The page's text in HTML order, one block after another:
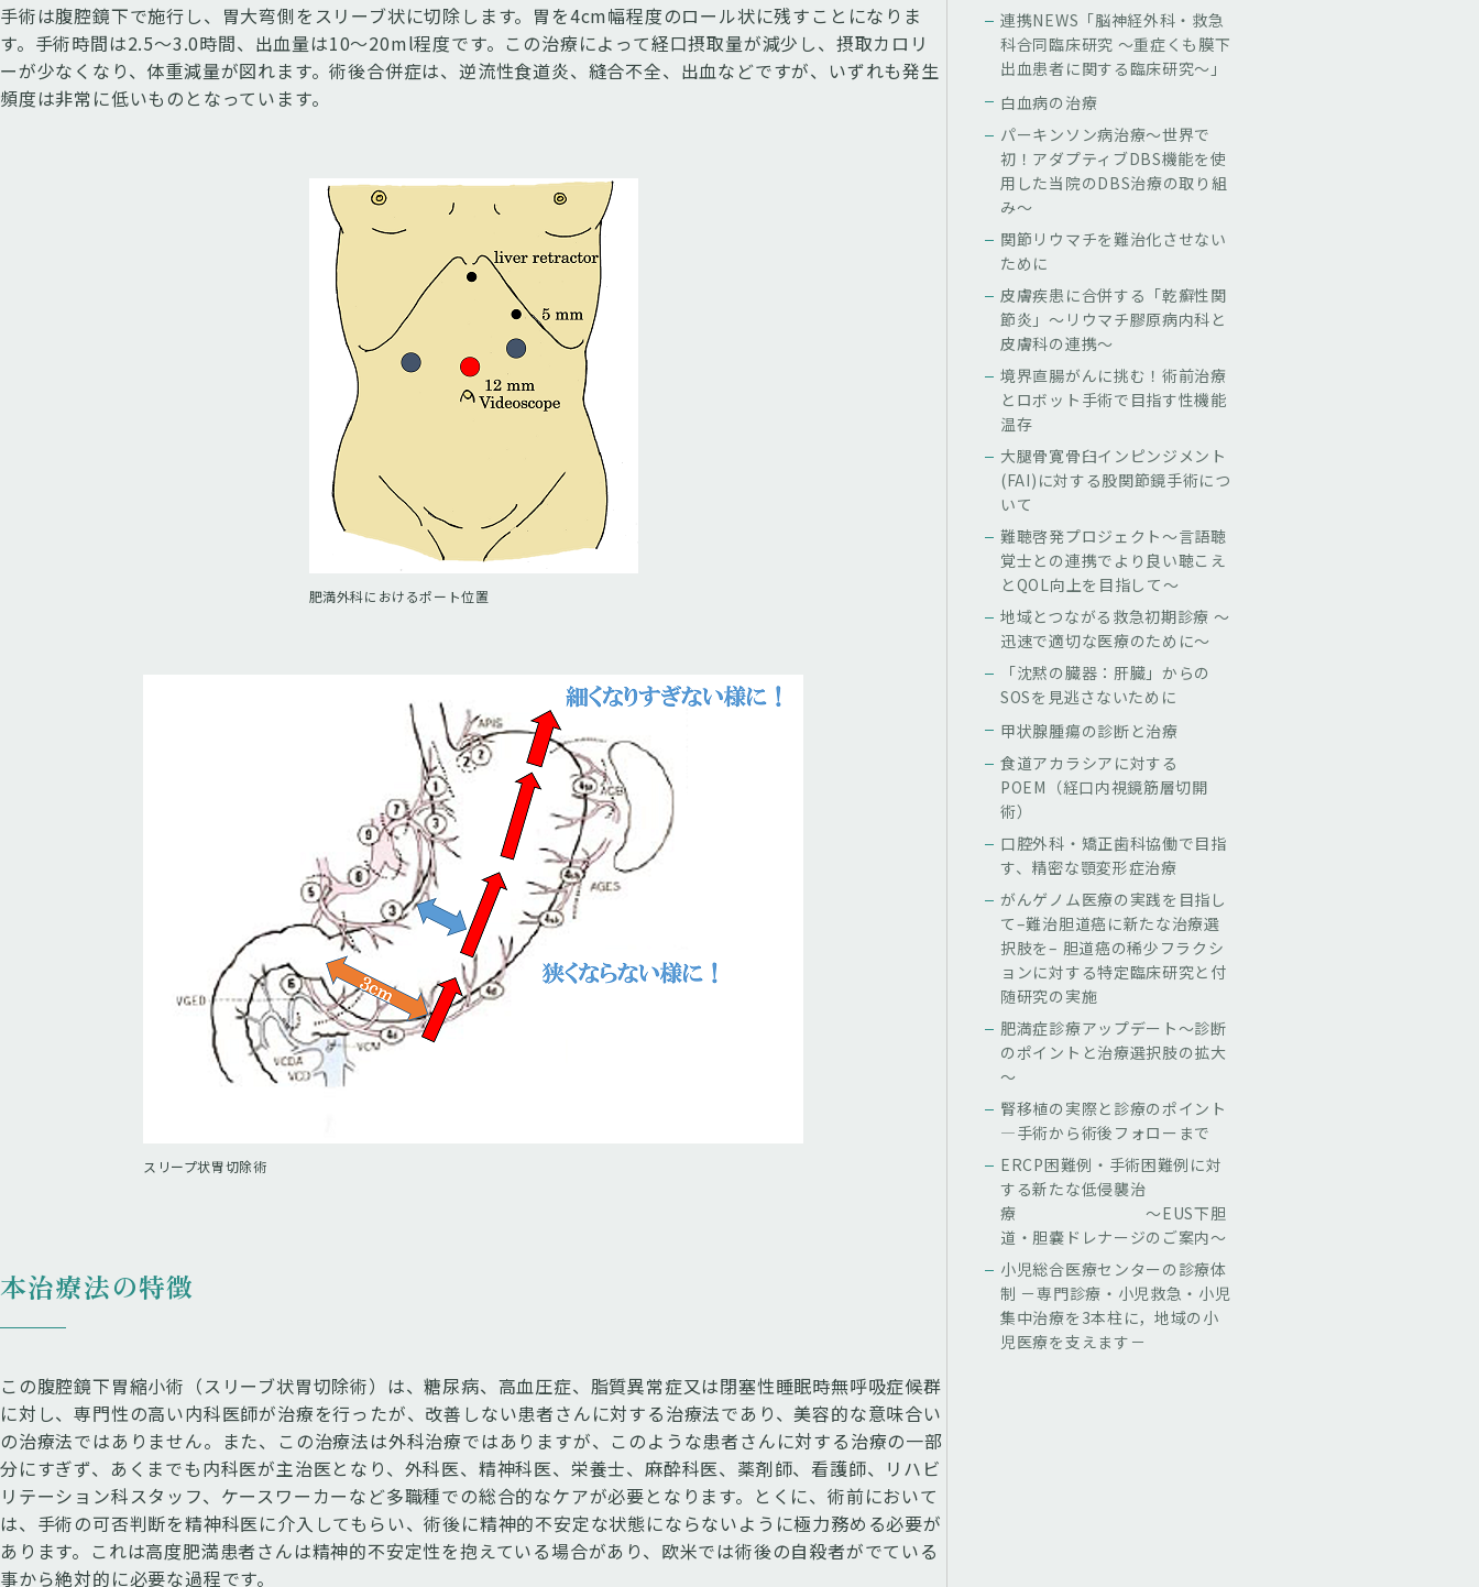
手術は腹腔鏡下で施行し、胃大弯側をスリーブ状に切除します。胃を4cm幅程度のロール状に残すことになりま
す。手術時間は2.5～3.0時間、出血量は10～20ml程度です。この治療によって経口摂取量が減少し、摂取カロリ
ーが少なくなり、体重減量が図れます。術後合併症は、逆流性食道炎、縫合不全、出血などですが、いずれも発生
頻度は非常に低いものとなっています。
肥満外科におけるポート位置
スリープ状胃切除術
本治療法の特徴
この腹腔鏡下胃縮小術（スリーブ状胃切除術）は、糖尿病、高血圧症、脂質異常症又は閉塞性睡眠時無呼吸症候群
に対し、専門性の高い内科医師が治療を行ったが、改善しない患者さんに対する治療法であり、美容的な意味合い
の治療法ではありません。また、この治療法は外科治療ではありますが、このような患者さんに対する治療の一部
分にすぎず、あくまでも内科医が主治医となり、外科医、精神科医、栄養士、麻酔科医、薬剤師、看護師、リハビ
リテーション科スタッフ、ケースワーカーなど多職種での総合的なケアが必要となります。とくに、術前において
は、手術の可否判断を精神科医に介入してもらい、術後に精神的不安定な状態にならないように極力務める必要が
あります。これは高度肥満患者さんは精神的不安定性を抱えている場合があり、欧米では術後の自殺者がでている
事から絶対的に必要な過程です。
連携NEWS「脳神経外科・救急
科合同臨床研究 〜重症くも膜下
出血患者に関する臨床研究〜」
白血病の治療
パーキンソン病治療〜世界で
初！アダプティブDBS機能を使
用した当院のDBS治療の取り組
み〜
関節リウマチを難治化させない
ために
皮膚疾患に合併する「乾癬性関
節炎」～リウマチ膠原病内科と
皮膚科の連携～
境界直腸がんに挑む！術前治療
とロボット手術で目指す性機能
温存
大腿骨寛骨臼インピンジメント
(FAI)に対する股関節鏡手術につ
いて
難聴啓発プロジェクト～言語聴
覚士との連携でより良い聴こえ
とQOL向上を目指して～
地域とつながる救急初期診療 ～
迅速で適切な医療のために～
「沈黙の臓器：肝臓」からの
SOSを見逃さないために
甲状腺腫瘍の診断と治療
食道アカラシアに対する
POEM（経口内視鏡筋層切開
術）
口腔外科・矯正歯科協働で目指
す、精密な顎変形症治療
がんゲノム医療の実践を目指し
て–難治胆道癌に新たな治療選
択肢を– 胆道癌の稀少フラクシ
ョンに対する特定臨床研究と付
随研究の実施
肥満症診療アップデート～診断
のポイントと治療選択肢の拡大
～
腎移植の実際と診療のポイント
—手術から術後フォローまで
ERCP困難例・手術困難例に対
する新たな低侵襲治
療 ～EUS下胆
道・胆嚢ドレナージのご案内～
小児総合医療センターの診療体
制 －専門診療・小児救急・小児
集中治療を3本柱に，地域の小
児医療を支えます－